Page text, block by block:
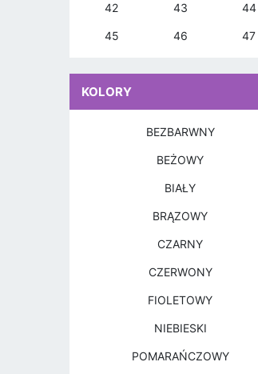
42 43 44
45 46 47
KOLORY
BEZBARWNY
BEŻOWY
BIAŁY
BRĄZOWY
CZARNY
CZERWONY
FIOLETOWY
NIEBIESKI
POMARAŃCZOWY